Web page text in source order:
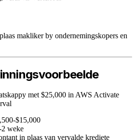
makliker by ondernemingskopers en
met $25,000 in AWS Activate
$15,000
weke
in plaas van vervalde krediete